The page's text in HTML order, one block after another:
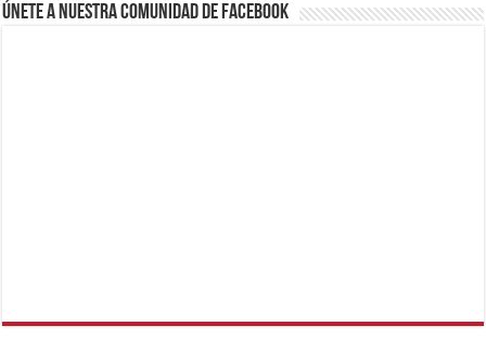
Únete a nuestra comunidad de Facebook